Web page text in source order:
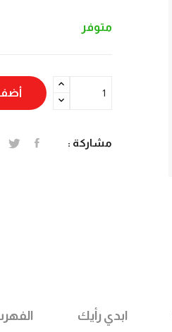
متوفر
مشاركة :
ابدي رأيك